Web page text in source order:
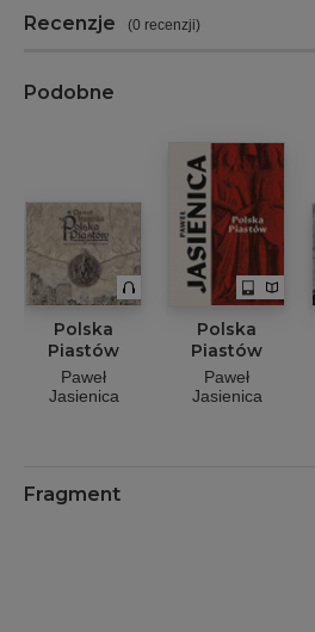
Recenzje (0 recenzji)
Podobne
Polska
Piastów
Paweł
Jasienica
Polska
Piastów
Paweł
Jasienica
Fragment